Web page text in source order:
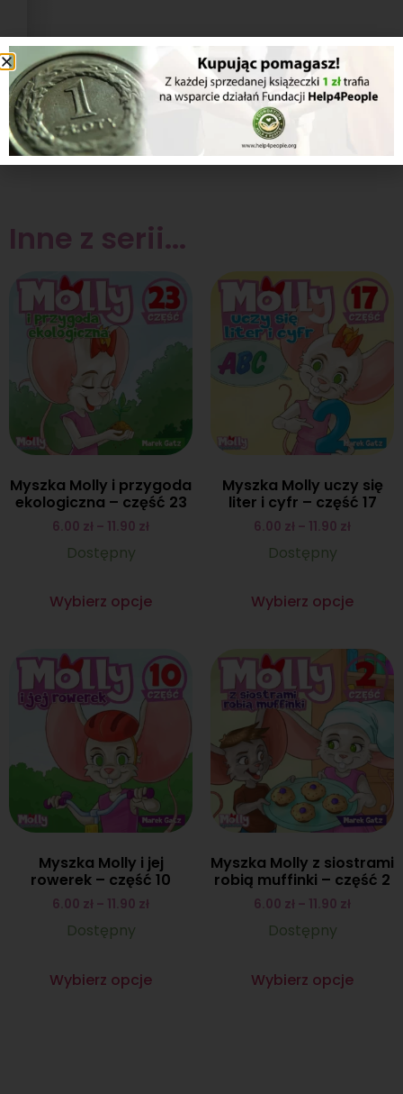
1/2
Inne z serii...
Myszka Molly i przygoda
ekologiczna – część 23
6.00 zł – 11.90 zł
Dostępny
Wybierz opcje
Myszka Molly uczy się
liter i cyfr – część 17
6.00 zł – 11.90 zł
Dostępny
Wybierz opcje
Myszka Molly i jej
rowerek – część 10
6.00 zł – 11.90 zł
Dostępny
Wybierz opcje
Myszka Molly z siostrami
robią muffinki – część 2
6.00 zł – 11.90 zł
Dostępny
Wybierz opcje